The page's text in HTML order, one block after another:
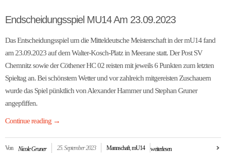
Endscheidungsspiel MU14 Am 23.09.2023
Das Entscheidungsspiel um die Mitteldeutsche Meisterschaft in der mU14 fand
am 23.09.2023 auf dem Walter-Kosch-Platz in Meerane statt. Der Post SV
Chemnitz sowie der Cöthener HC 02 reisten mit jeweils 6 Punkten zum letzten
Spieltag an. Bei schönstem Wetter und vor zahlreich mitgereisten Zuschauern
wurde das Spiel pünktlich von Alexander Hammer und Stephan Gruner
angepfiffen.
Continue reading →
Von Nicole Gruner 25. September 2023 Mannschaft,mU14 weiterlesen